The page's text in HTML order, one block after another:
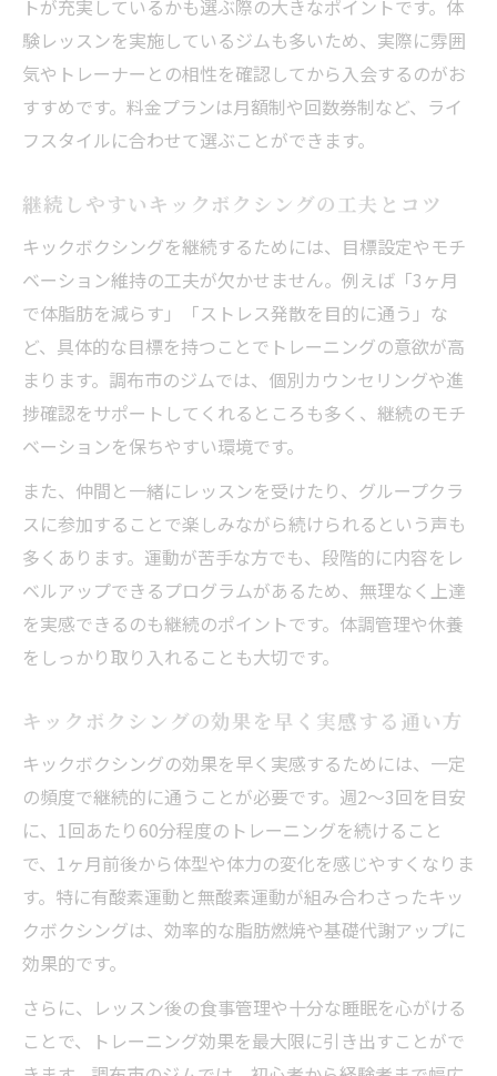
トが充実しているかも選ぶ際の大きなポイントです。体
験レッスンを実施しているジムも多いため、実際に雰囲
気やトレーナーとの相性を確認してから入会するのがお
すすめです。料金プランは月額制や回数券制など、ライ
フスタイルに合わせて選ぶことができます。
継続しやすいキックボクシングの工夫とコツ
キックボクシングを継続するためには、目標設定やモチ
ベーション維持の工夫が欠かせません。例えば「3ヶ月
で体脂肪を減らす」「ストレス発散を目的に通う」な
ど、具体的な目標を持つことでトレーニングの意欲が高
まります。調布市のジムでは、個別カウンセリングや進
捗確認をサポートしてくれるところも多く、継続のモチ
ベーションを保ちやすい環境です。
また、仲間と一緒にレッスンを受けたり、グループクラ
スに参加することで楽しみながら続けられるという声も
多くあります。運動が苦手な方でも、段階的に内容をレ
ベルアップできるプログラムがあるため、無理なく上達
を実感できるのも継続のポイントです。体調管理や休養
をしっかり取り入れることも大切です。
キックボクシングの効果を早く実感する通い方
キックボクシングの効果を早く実感するためには、一定
の頻度で継続的に通うことが必要です。週2〜3回を目安
に、1回あたり60分程度のトレーニングを続けること
で、1ヶ月前後から体型や体力の変化を感じやすくなりま
す。特に有酸素運動と無酸素運動が組み合わさったキッ
クボクシングは、効率的な脂肪燃焼や基礎代謝アップに
効果的です。
さらに、レッスン後の食事管理や十分な睡眠を心がける
ことで、トレーニング効果を最大限に引き出すことがで